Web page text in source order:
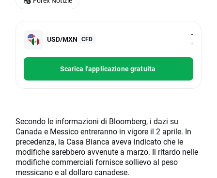
USD/MXN CFD
-
-
Scarica l'applicazione gratuita
Secondo le informazioni di Bloomberg, i dazi su
Canada e Messico entreranno in vigore il 2 aprile. In
precedenza, la Casa Bianca aveva indicato che le
modifiche sarebbero avvenute a marzo. Il ritardo nelle
modifiche commerciali fornisce sollievo al peso
messicano e al dollaro canadese.